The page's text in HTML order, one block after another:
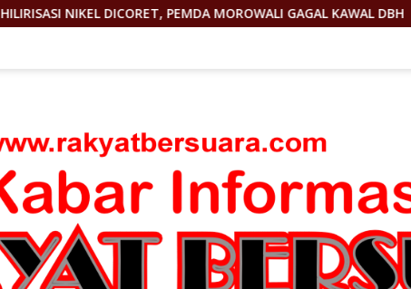
MOROWALI GAGAL KAWAL DBH KEJAM! KEPMEN